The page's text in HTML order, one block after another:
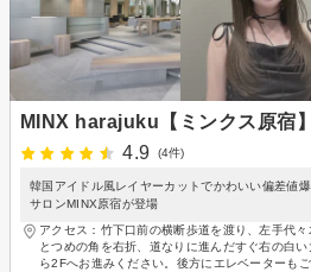
MINX harajuku【ミンクス原宿】
4.9
(4件)
韓国アイドル風レイヤーカットでかわいい偏差値
サロンMINX原宿が登場
アクセス：竹下口前の横断歩道を渡り、左手代
とつめの角を右折、道なりに進んだすぐ右の白
ら2Fへお進みください。後方にエレベーターも